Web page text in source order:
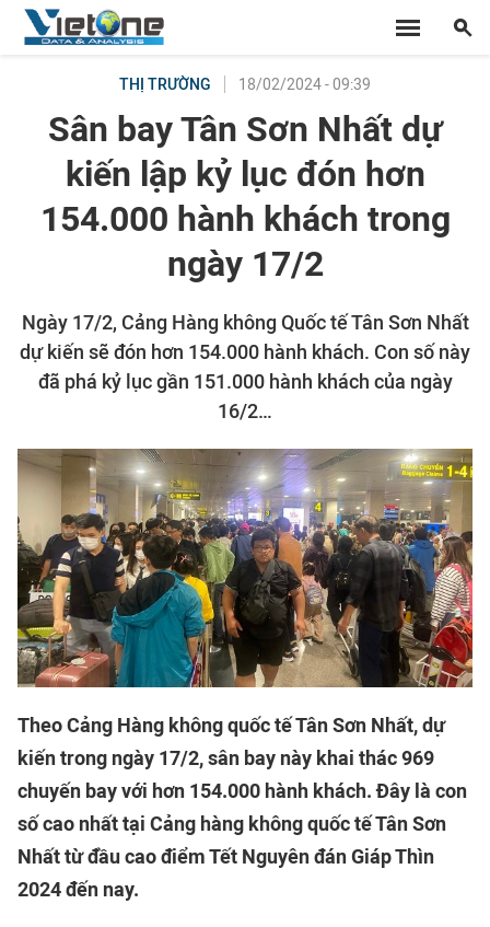
THỊ TRƯỜNG 18/02/2024 - 09:39
Sân bay Tân Sơn Nhất dự
kiến lập kỷ lục đón hơn
154.000 hành khách trong
ngày 17/2
Ngày 17/2, Cảng Hàng không Quốc tế Tân Sơn Nhất
dự kiến sẽ đón hơn 154.000 hành khách. Con số này
đã phá kỷ lục gần 151.000 hành khách của ngày
16/2…
Theo Cảng Hàng không quốc tế Tân Sơn Nhất, dự
kiến trong ngày 17/2, sân bay này khai thác 969
chuyến bay với hơn 154.000 hành khách.Đây là con
số cao nhất tại Cảng hàng không quốc tế Tân Sơn
Nhất từ đầu cao điểm Tết Nguyên đán Giáp Thìn
2024 đến nay.